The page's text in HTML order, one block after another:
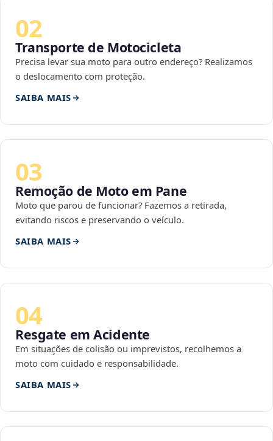
02
Transporte de Motocicleta
Precisa levar sua moto para outro endereço? Realizamos
o deslocamento com proteção.
SAIBA MAIS
03
Remoção de Moto em Pane
Moto que parou de funcionar? Fazemos a retirada,
evitando riscos e preservando o veículo.
SAIBA MAIS
04
Resgate em Acidente
Em situações de colisão ou imprevistos, recolhemos a
moto com cuidado e responsabilidade.
SAIBA MAIS